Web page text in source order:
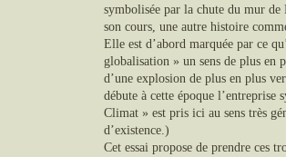
symbolisée par la chute du mur
son cours, une autre histoire
Elle est d’abord marquée par ce
globalisation » un sens de plus en
d’une explosion de plus en plus
débute à cette époque
Climat » est pris ici au sens très
d’existence.)
Cet essai propose de prendre ces